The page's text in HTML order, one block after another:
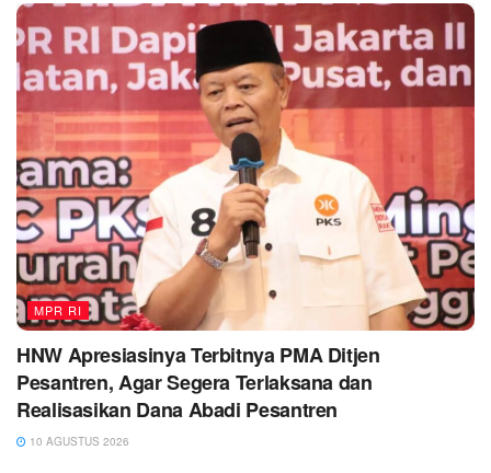
MPR RI
HNW Apresiasinya Terbitnya PMA Ditjen
Pesantren, Agar Segera Terlaksana dan
Realisasikan Dana Abadi Pesantren
10 AGUSTUS 2026